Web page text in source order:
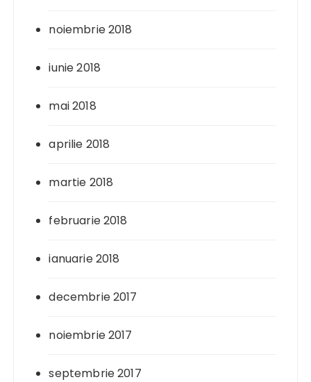
noiembrie 2018
iunie 2018
mai 2018
aprilie 2018
martie 2018
februarie 2018
ianuarie 2018
decembrie 2017
noiembrie 2017
septembrie 2017